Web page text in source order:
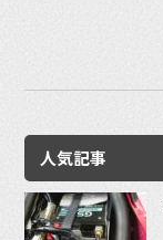
人気記事